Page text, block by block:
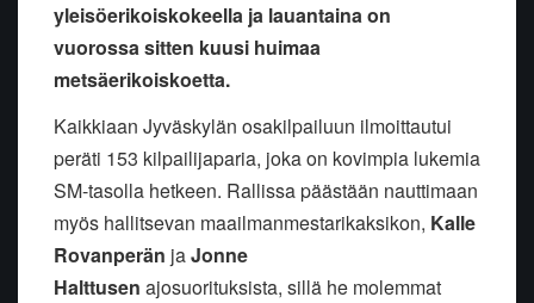
yleisöerikoiskokeella ja lauantaina on
vuorossa sitten kuusi huimaa
metsäerikoiskoetta.
Kaikkiaan Jyväskylän osakilpailuun ilmoittautui
peräti 153 kilpailijaparia, joka on kovimpia lukemia
SM-tasolla hetkeen. Rallissa päästään nauttimaan
myös hallitsevan maailmanmestarikaksikon, Kalle
Rovanperän jaJonne
Halttusen ajosuorituksista, sillä he molemmat